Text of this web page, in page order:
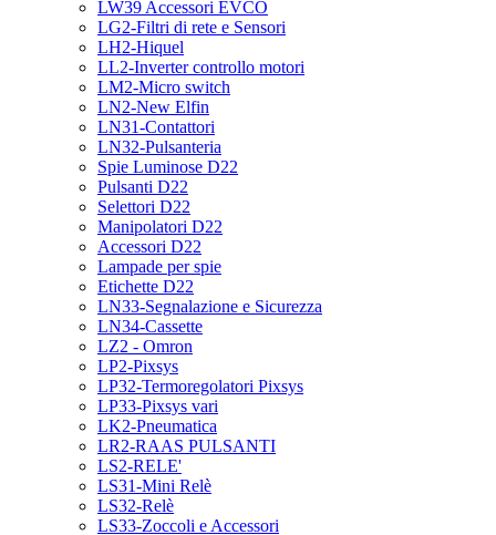
LW39 Accessori EVCO
LG2-Filtri di rete e Sensori
LH2-Hiquel
LL2-Inverter controllo motori
LM2-Micro switch
LN2-New Elfin
LN31-Contattori
LN32-Pulsanteria
Spie Luminose D22
Pulsanti D22
Selettori D22
Manipolatori D22
Accessori D22
Lampade per spie
Etichette D22
LN33-Segnalazione e Sicurezza
LN34-Cassette
LZ2 - Omron
LP2-Pixsys
LP32-Termoregolatori Pixsys
LP33-Pixsys vari
LK2-Pneumatica
LR2-RAAS PULSANTI
LS2-RELE'
LS31-Mini Relè
LS32-Relè
LS33-Zoccoli e Accessori